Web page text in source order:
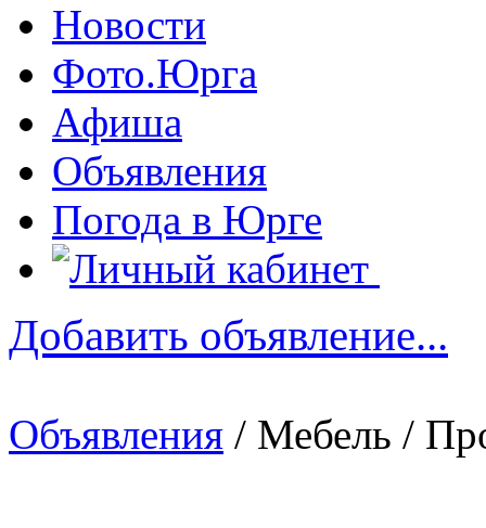
Новости
Фото.Юрга
Афиша
Объявления
Погода в Юрге
Добавить объявление...
Объявления / Мебель /